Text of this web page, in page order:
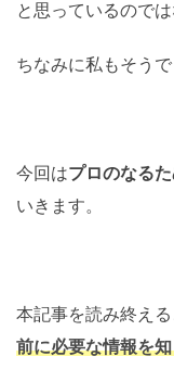
と思っているのでは
ちなみに私もそう
今回はプロのなる
いきます。
本記事を読み終える
前に必要な情報を